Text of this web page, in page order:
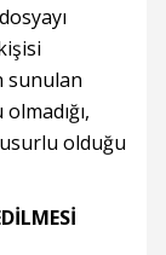
sunulan
olduğu